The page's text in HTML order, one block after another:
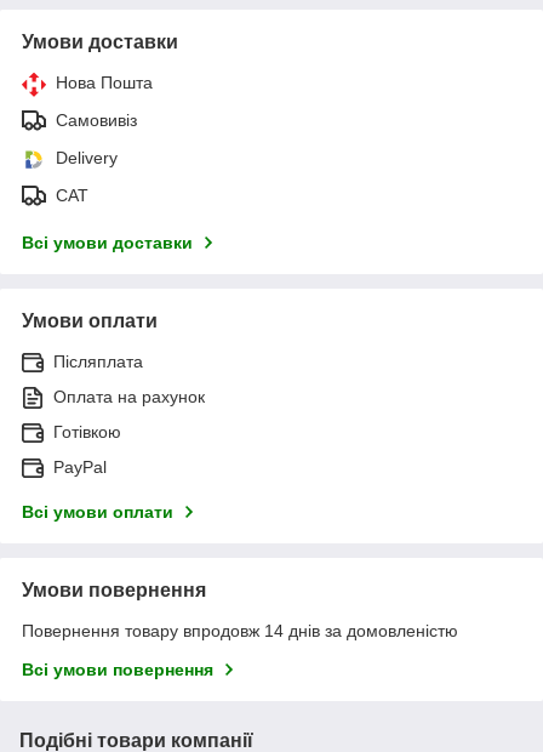
Умови доставки
Нова Пошта
Самовивіз
Delivery
САТ
Всі умови доставки
Умови оплати
Післяплата
Оплата на рахунок
Готівкою
PayPal
Всі умови оплати
Умови повернення
Повернення товару впродовж 14 днів за домовленістю
Всі умови повернення
Подібні товари компанії